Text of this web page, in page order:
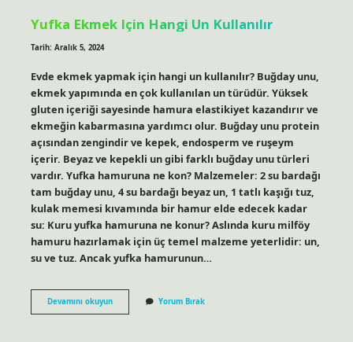
Yufka Ekmek Için Hangi Un Kullanılır
Tarih: Aralık 5, 2024
Evde ekmek yapmak için hangi un kullanılır? Buğday unu,
ekmek yapımında en çok kullanılan un türüdür. Yüksek
gluten içeriği sayesinde hamura elastikiyet kazandırır ve
ekmeğin kabarmasına yardımcı olur. Buğday unu protein
açısından zengindir ve kepek, endosperm ve ruşeym
içerir. Beyaz ve kepekli un gibi farklı buğday unu türleri
vardır. Yufka hamuruna ne kon? Malzemeler: 2 su bardağı
tam buğday unu, 4 su bardağı beyaz un, 1 tatlı kaşığı tuz,
kulak memesi kıvamında bir hamur elde edecek kadar
su: Kuru yufka hamuruna ne konur? Aslında kuru milföy
hamuru hazırlamak için üç temel malzeme yeterlidir: un,
su ve tuz. Ancak yufka hamurunun…
Devamını okuyunYufka
Ekmek
Yorum Bırak